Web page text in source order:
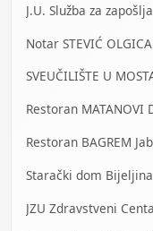
J.U. Služba za
Notar STEVIĆ
SVEUČILIŠTE U
Restoran MATANOVI
Restoran BAGREM
JZU Zdravstveni